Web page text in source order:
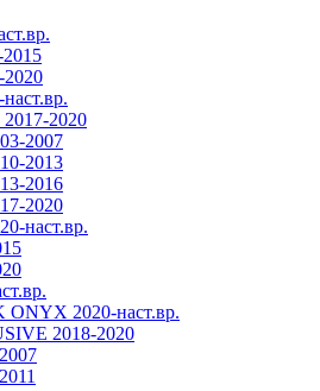
2015
2020
2020
2007
2013
2016
2020
наст.вр.
2020-наст.вр.
2018-2020